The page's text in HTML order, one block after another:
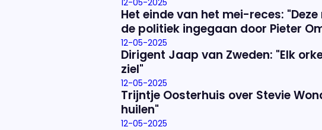
12-05-2025
Het einde van het mei-reces:
de politiek ingegaan door Pieter
12-05-2025
Dirigent Jaap van Zweden: "Elk
ziel"
12-05-2025
Trijntje Oosterhuis over Stevie
huilen"
12-05-2025